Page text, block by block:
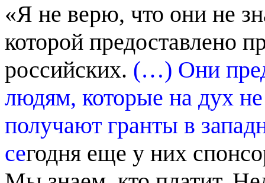
«Я не верю, что они не
которой предоставлено
российских. (…) Они
людям, которые на дух
получают гранты в
сегодня еще у них